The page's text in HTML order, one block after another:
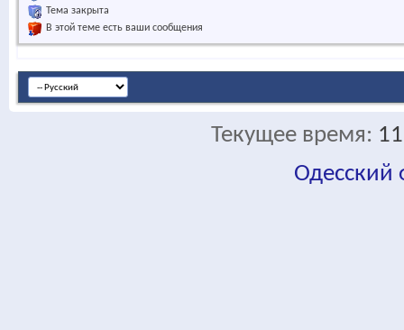
Тема закрыта
В этой теме есть ваши сообщения
Текущее время:
Одесский